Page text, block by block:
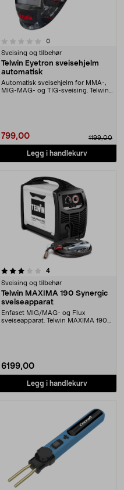
0anmeldelser
Sveising og tilbehør
Telwin Eyetron sveisehjelm
automatisk
Automatisk sveisehjelm for MMA-,
MIG-MAG- og TIG-sveising. Telwin
799,00 1199,00
Legg i handlekurv
4anmeldelser
Sveising og tilbehør
Telwin MAXIMA 190 Synergic
sveiseapparat
Enfaset MIG/MAG- og Flux
sveiseapparat. Telwin MAXIMA 190
6199,00
Legg i handlekurv